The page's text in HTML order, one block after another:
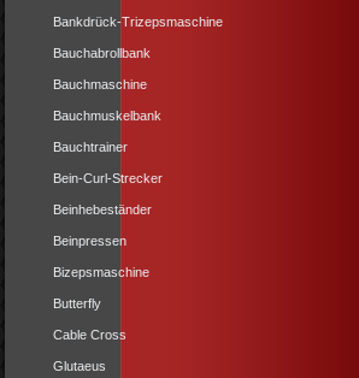
Bankdrück-Trizepsmaschine
Bauchabrollbank
Bauchmaschine
Bauchmuskelbank
Bauchtrainer
Bein-Curl-Strecker
Beinhebeständer
Beinpressen
Bizepsmaschine
Butterfly
Cable Cross
Glutaeus